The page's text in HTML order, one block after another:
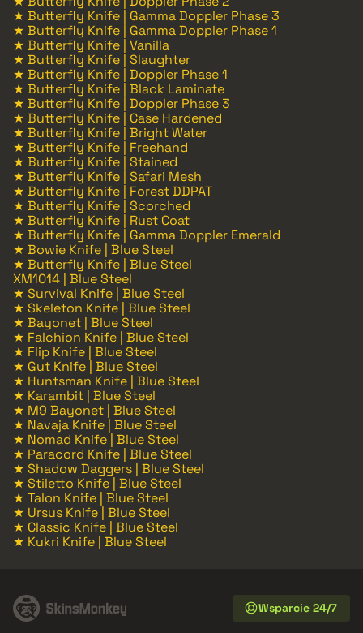
★ Butterfly Knife | Gamma Doppler Phase 3
★ Butterfly Knife | Gamma Doppler Phase 1
★ Butterfly Knife | Vanilla
★ Butterfly Knife | Slaughter
★ Butterfly Knife | Doppler Phase 1
★ Butterfly Knife | Black Laminate
★ Butterfly Knife | Doppler Phase 3
★ Butterfly Knife | Case Hardened
★ Butterfly Knife | Bright Water
★ Butterfly Knife | Freehand
★ Butterfly Knife | Stained
★ Butterfly Knife | Safari Mesh
★ Butterfly Knife | Forest DDPAT
★ Butterfly Knife | Scorched
★ Butterfly Knife | Rust Coat
★ Butterfly Knife | Gamma Doppler Emerald
★ Bowie Knife | Blue Steel
★ Butterfly Knife | Blue Steel
XM1014 | Blue Steel
★ Survival Knife | Blue Steel
★ Skeleton Knife | Blue Steel
★ Bayonet | Blue Steel
★ Falchion Knife | Blue Steel
★ Flip Knife | Blue Steel
★ Gut Knife | Blue Steel
★ Huntsman Knife | Blue Steel
★ Karambit | Blue Steel
★ M9 Bayonet | Blue Steel
★ Navaja Knife | Blue Steel
★ Nomad Knife | Blue Steel
★ Paracord Knife | Blue Steel
★ Shadow Daggers | Blue Steel
★ Stiletto Knife | Blue Steel
★ Talon Knife | Blue Steel
★ Ursus Knife | Blue Steel
★ Classic Knife | Blue Steel
★ Kukri Knife | Blue Steel
Wsparcie 24/7